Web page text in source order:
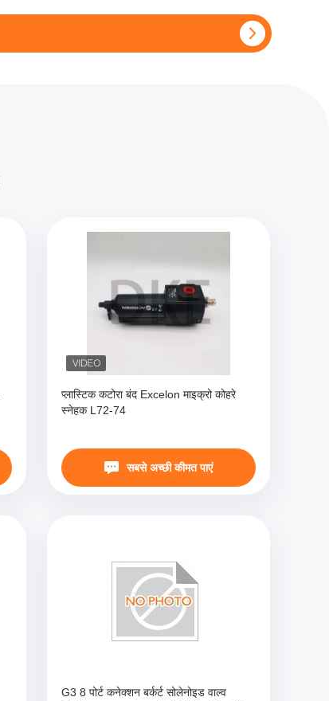
प्लास्टिक कटोरा बंद Excelon माइक्रो कोहरे
स्नेहक L72-74
सबसे अच्छी कीमत पाएं
G3 8 पोर्ट कनेक्शन बर्कर्ट सोलेनोइड वाल्व